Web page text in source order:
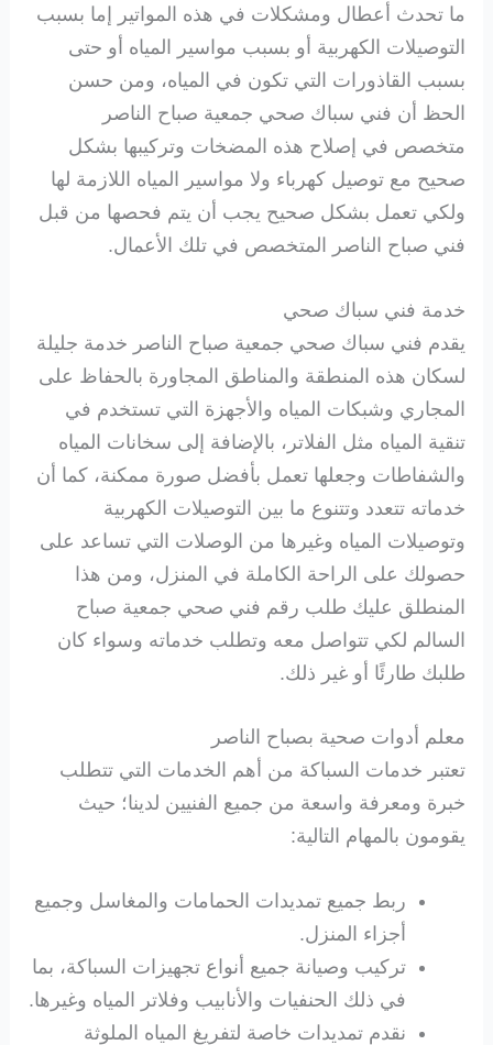
ما تحدث أعطال ومشكلات في هذه المواتير إما بسبب
التوصيلات الكهربية أو بسبب مواسير المياه أو حتى
بسبب القاذورات التي تكون في المياه، ومن حسن
الحظ أن فني سباك صحي جمعية صباح الناصر
متخصص في إصلاح هذه المضخات وتركيبها بشكل
صحيح مع توصيل كهرباء ولا مواسير المياه اللازمة لها
ولكي تعمل بشكل صحيح يجب أن يتم فحصها من قبل
فني صباح الناصر المتخصص في تلك الأعمال.
خدمة فني سباك صحي
يقدم فني سباك صحي جمعية صباح الناصر خدمة جليلة
لسكان هذه المنطقة والمناطق المجاورة بالحفاظ على
المجاري وشبكات المياه والأجهزة التي تستخدم في
تنقية المياه مثل الفلاتر، بالإضافة إلى سخانات المياه
والشفاطات وجعلها تعمل بأفضل صورة ممكنة، كما أن
خدماته تتعدد وتتنوع ما بين التوصيلات الكهربية
وتوصيلات المياه وغيرها من الوصلات التي تساعد على
حصولك على الراحة الكاملة في المنزل، ومن هذا
المنطلق عليك طلب رقم فني صحي جمعية صباح
السالم لكي تتواصل معه وتطلب خدماته وسواء كان
طلبك طارئًا أو غير ذلك.
معلم أدوات صحية بصباح الناصر
تعتبر خدمات السباكة من أهم الخدمات التي تتطلب
خبرة ومعرفة واسعة من جميع الفنيين لدينا؛ حيث
يقومون بالمهام التالية:
ربط جميع تمديدات الحمامات والمغاسل وجميع
أجزاء المنزل.
تركيب وصيانة جميع أنواع تجهيزات السباكة، بما
في ذلك الحنفيات والأنابيب وفلاتر المياه وغيرها.
نقدم تمديدات خاصة لتفريغ المياه الملوثة